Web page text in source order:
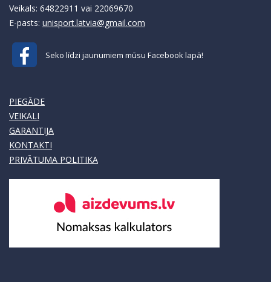
Veikals: 64822911 vai 22069670
E-pasts: unisport.latvia@gmail.com
Seko līdzi jaunumiem mūsu Facebook lapā!
PIEGĀDE
VEIKALI
GARANTIJA
KONTAKTI
PRIVĀTUMA POLITIKA